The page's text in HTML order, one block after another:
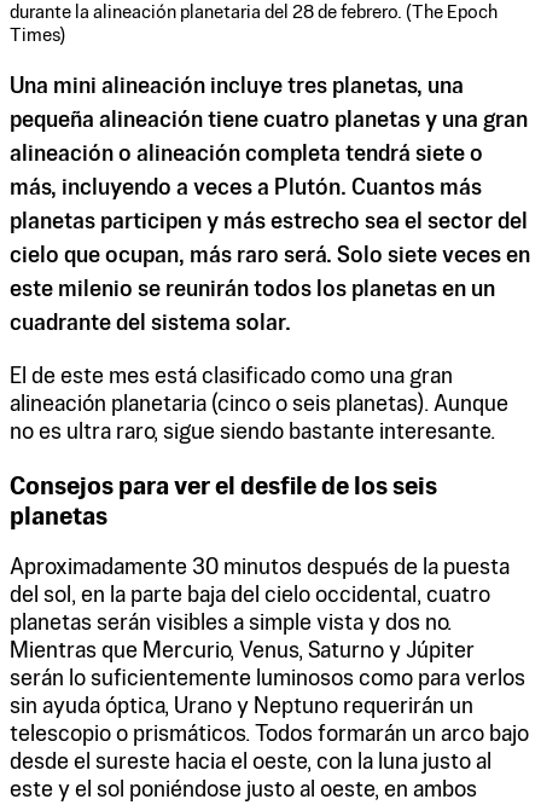
durante la alineación planetaria del 28 de febrero. (The Epoch
Times)
Una mini alineación incluye tres planetas, una
pequeña alineación tiene cuatro planetas y una gran
alineación o alineación completa tendrá siete o
más, incluyendo a veces a Plutón. Cuantos más
planetas participen y más estrecho sea el sector del
cielo que ocupan, más raro será. Solo siete veces en
este milenio se reunirán todos los planetas en un
cuadrante del sistema solar.
El de este mes está clasificado como una gran
alineación planetaria (cinco o seis planetas). Aunque
no es ultra raro, sigue siendo bastante interesante.
Consejos para ver el desfile de los seis
planetas
Aproximadamente 30 minutos después de la puesta
del sol, en la parte baja del cielo occidental, cuatro
planetas serán visibles a simple vista y dos no.
Mientras que Mercurio, Venus, Saturno y Júpiter
serán lo suficientemente luminosos como para verlos
sin ayuda óptica, Urano y Neptuno requerirán un
telescopio o prismáticos. Todos formarán un arco bajo
desde el sureste hacia el oeste, con la luna justo al
este y el sol poniéndose justo al oeste, en ambos